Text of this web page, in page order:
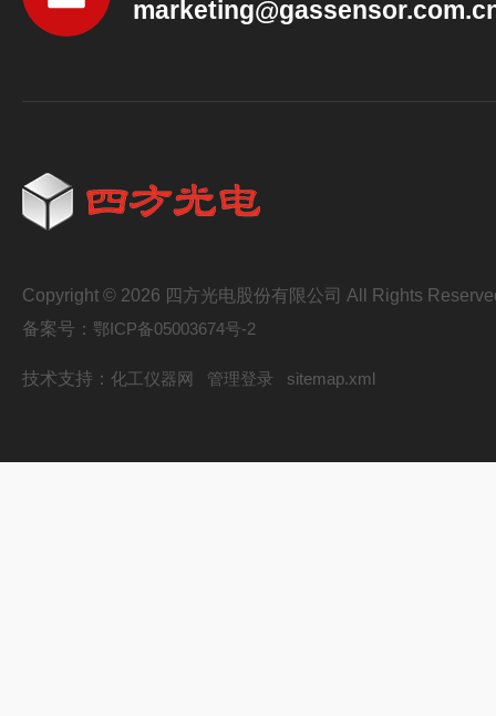
Copyright © 2026 四方光电股份有限公司 All Rights
备案号： 鄂ICP备05003674号-2
技术支持： 化工仪器网 管理登录 sitemap.xml